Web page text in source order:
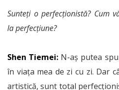
Sunteți o perfecționistă? Cum
la perfecțiune?
Shen Tiemei: N-aș putea
în viața mea de zi cu zi. Dar
artistică, sunt total